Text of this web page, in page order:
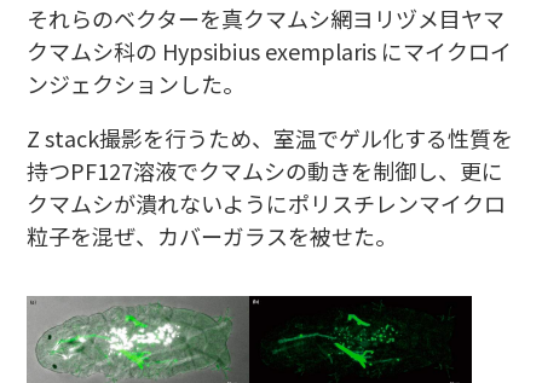
それらのベクターを真クマムシ網ヨリヅメ目ヤマ
クマムシ科の Hypsibius exemplaris にマイクロイ
ンジェクションした。
Z stack撮影を行うため、室温でゲル化する性質を
持つPF127溶液でクマムシの動きを制御し、更に
クマムシが潰れないようにポリスチレンマイクロ
粒子を混ぜ、カバーガラスを被せた。